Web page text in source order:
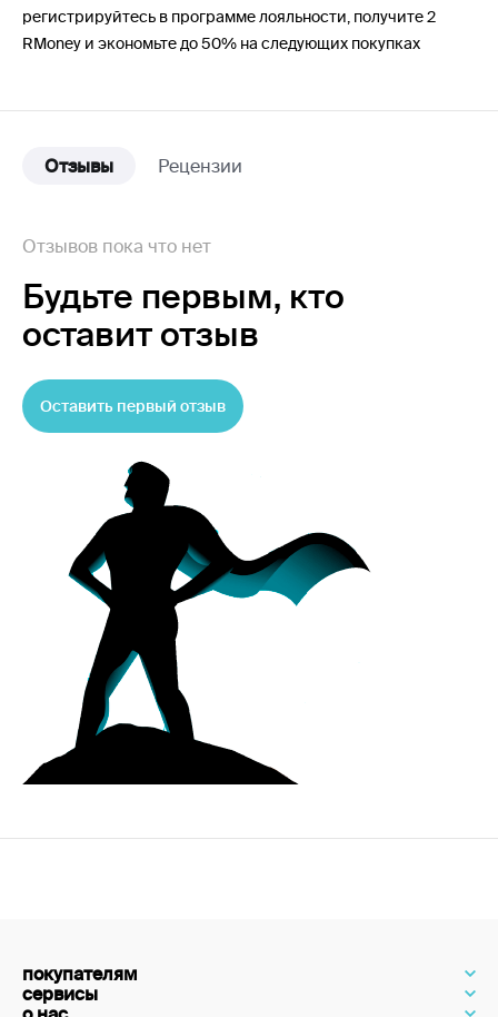
регистрируйтесь в программе лояльности, получите 2
RMoney и экономьте до 50% на следующих покупках
Отзывы Рецензии
Отзывов пока что нет
Будьте первым, кто
оставит отзыв
Оставить первый отзыв
покупателям
сервисы